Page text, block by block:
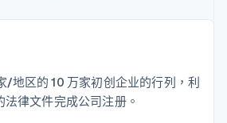
Stripe Sigma
业
集成
品路线图
Press
/地区的 10 万家初创企业的行列，利
律文件完成公司注册。